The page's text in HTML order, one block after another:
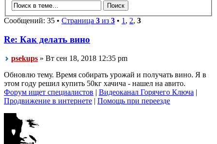
Сообщений: 35 • Страница 3 из 3 • 1 , 2, 3
Re: Как делать вино
psekups » Вт сен 18, 2018 12:35 pm
Обновлю тему. Время собирать урожай и получать вино. Я в
этом году решил купить 50кг хачича - нашел на авито.
Форум ищет специалистов | Видеоканал Горячего Ключа |
Продвижение в интернете | Помощь при переезде